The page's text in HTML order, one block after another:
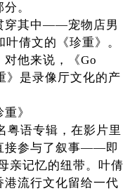
。
穿其中——宠物店男
倩文的《珍重》。
他来说，《Go
》是录像厅文化的产
》
粤语专辑，在影片里
接参与了叙事——即
亲记忆的纽带。叶倩
流行文化留给一代